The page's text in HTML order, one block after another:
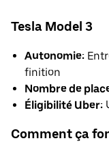
Tesla Model 3
Autonomie:
finition
Nombre de
Éligibilité Uber:
Comment ça